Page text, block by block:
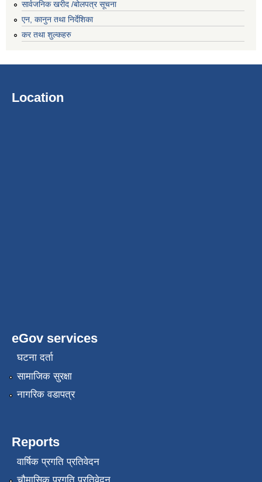
सार्वजनिक खरीद /बोलपत्र सूचना
एन, कानुन तथा निर्देशिका
कर तथा शुल्कहरु
Location
eGov services
घटना दर्ता
सामाजिक सुरक्षा
नागरिक वडापत्र
Reports
वार्षिक प्रगति प्रतिवेदन